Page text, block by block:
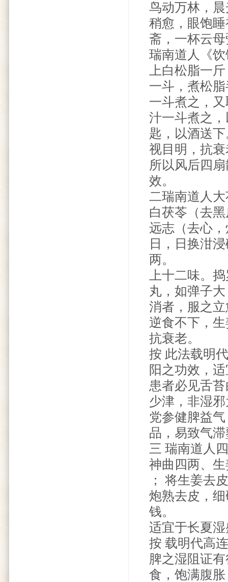
鸟动万林，
稍愈，眼饱
斋，一杯云
瑞南道人《
上白松脂一
一斗，煮松
一斗煮之，
汁一斗煮之
匙，以酒送
视目明，抗衰
所以风后四
效。
二瑞南道人
白茯苓（去
远志（去心
日，日换泔
两。
上十二味。
丸，如弹子
消者，服之
逆食不下，
抗衰老。
按 此法载明
阳之功效，
患者必见舌
少津，非湿
党参健脾益
品，易致气
三 瑞南道人
神曲四两、
； 将生姜去
炮熟去皮，
钱。
适宜于长夏
按 载明代高
脾之湿阻证
食，饱满腹